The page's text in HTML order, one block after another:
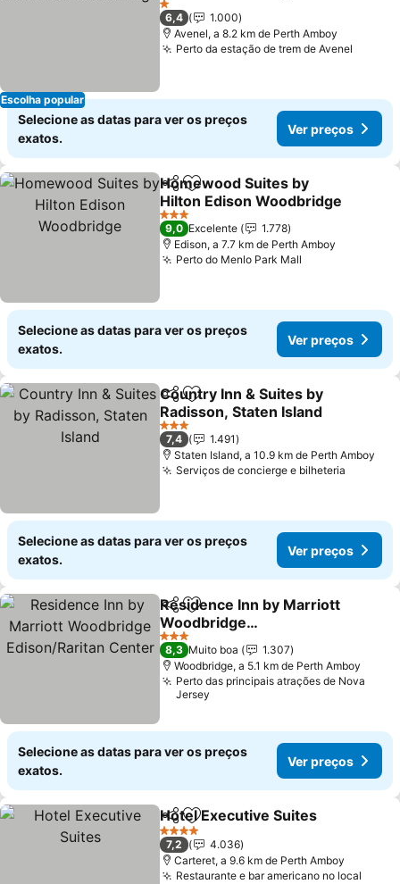
Escolha popular
1 Estrelas
6,4
1.000
Avenel, a 8.2 km de Perth Amboy
Perto da estação de trem de Avenel
Selecione as datas para ver os preços
exatos.
Ver preços
PartilharAdicionar aos favoritos
Homewood Suites by
Hilton Edison Woodbridge
3 Estrelas
9,0 Excelente
1.778
Edison, a 7.7 km de Perth Amboy
Perto do Menlo Park Mall
Selecione as datas para ver os preços
exatos.
Ver preços
PartilharAdicionar aos favoritos
Country Inn & Suites by
Radisson, Staten Island
3 Estrelas
7,4
1.491
Staten Island, a 10.9 km de Perth Amboy
Serviços de concierge e bilheteria
Selecione as datas para ver os preços
exatos.
Ver preços
PartilharAdicionar aos favoritos
Residence Inn by Marriott
Woodbridge
Edison/Raritan Center
3 Estrelas
8,3 Muito boa
1.307
Woodbridge, a 5.1 km de Perth Amboy
Perto das principais atrações de Nova
Jersey
Selecione as datas para ver os preços
exatos.
Ver preços
PartilharAdicionar aos favoritos
Hotel Executive Suites
4 Estrelas
7,2
4.036
Carteret, a 9.6 km de Perth Amboy
Restaurante e bar americano no local